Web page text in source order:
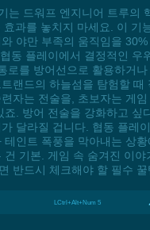
는 드워프 엔지니어 트루의
효과를 놓치지 마세요. 이 기
야만 부족의 움직임을
동 플레이에서 결정적인 우
로를 방어선으로 활용하거나
랜드의 하늘섬을 탐험할 때
자는 전술을, 초보자는 게
죠. 방어 전술을 강화하고 싶
달라질 겁니다. 협동 플레
테인트 폭풍을 막아내는 상
건 기본. 게임 속 숨겨진 이야
반드시 체크해야 할 필수 꿀
LCtrl+Alt+Num 5